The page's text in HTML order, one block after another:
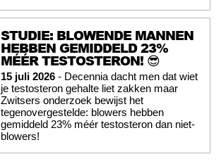
STUDIE: BLOWENDE MANNEN
HEBBEN GEMIDDELD 23%
MÉÉR TESTOSTERON! 😎
15 juli 2026 - Decennia dacht men dat wiet
je testosteron gehalte liet zakken maar
Zwitsers onderzoek bewijst het
tegenovergestelde: blowers hebben
gemiddeld 23% méér testosteron dan niet-
blowers!